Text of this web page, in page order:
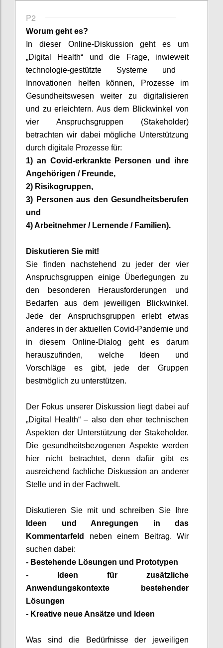
P2
Worum geht es?
In dieser Online-Diskussion geht es um
„Digital Health“ und die Frage, inwieweit
technologie-gestützte Systeme und
Innovationen helfen können, Prozesse im
Gesundheitswesen weiter zu digitalisieren
und zu erleichtern. Aus dem Blickwinkel von
vier Anspruchsgruppen (Stakeholder)
betrachten wir dabei mögliche Unterstützung
durch digitale Prozesse für:
1) an Covid-erkrankte Personen und ihre
Angehörigen / Freunde,
2) Risikogruppen,
3) Personen aus den Gesundheitsberufen
und
4) Arbeitnehmer / Lernende / Familien).
Diskutieren Sie mit!
Sie finden nachstehend zu jeder der vier
Anspruchsgruppen einige Überlegungen zu
den besonderen Herausforderungen und
Bedarfen aus dem jeweiligen Blickwinkel.
Jede der Anspruchsgruppen erlebt etwas
anderes in der aktuellen Covid-Pandemie und
in diesem Online-Dialog geht es darum
herauszufinden, welche Ideen und
Vorschläge es gibt, jede der Gruppen
bestmöglich zu unterstützen.
Der Fokus unserer Diskussion liegt dabei auf
„Digital Health“ – also den eher technischen
Aspekten der Unterstützung der Stakeholder.
Die gesundheitsbezogenen Aspekte werden
hier nicht betrachtet, denn dafür gibt es
ausreichend fachliche Diskussion an anderer
Stelle und in der Fachwelt.
Diskutieren Sie mit undschreiben Sie Ihre
Ideen und Anregungen in das
Kommentarfeld neben einem Beitrag. Wir
suchen dabei:
- Bestehende Lösungen und Prototypen
-
Ideen für zusätzliche
Anwendungskontexte bestehender
Lösungen
- Kreative neue Ansätze und Ideen
Was sind die Bedürfnisse der jeweiligen